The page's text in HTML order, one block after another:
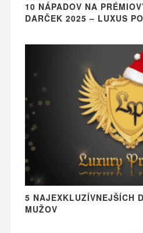
10 NÁPADOV NA
DARČEK 2025 – LUXUS
5 NAJEXKLUZÍVNEJŠÍCH
MUŽOV